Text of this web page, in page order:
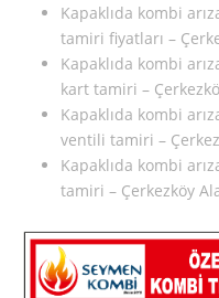
Kapaklıda kombi
tamiri fiyatları –
Kapaklıda kombi
kart tamiri –
Kapaklıda kombi
ventili tamiri –
Kapaklıda kombi
tamiri – Çerkezköy